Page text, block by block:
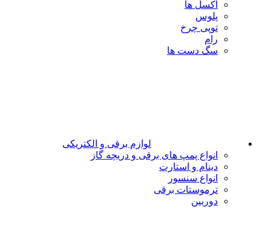
اکسل ها
پلوس
توپی چرخ
رام
سگ دست ها
لوازم برقی و الکتریکی
انواع پمپ های برقی و دریچه گاز
دینام و استارت
انواع سنسور
ترموستات برقی
دوربین